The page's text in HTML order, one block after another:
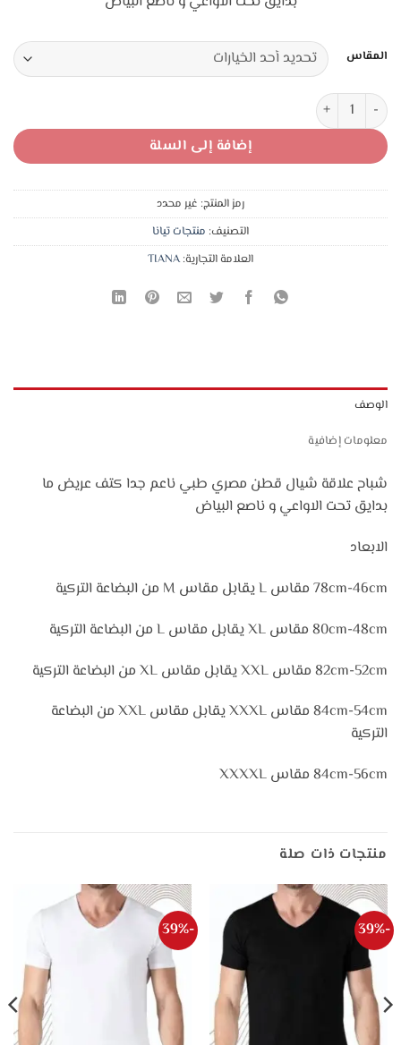
4,50 د.ا. 2,75 د.ا.
المقاس
كمية شباح شيال قطن تيانا نخب فائق النعومة
إضافة إلى السلة
رمز المنتج: غير محدد
التصنيف: منتجات تيانا
العلامة التجارية:TIANA
الوصف
معلومات إضافية
شباح علاقة شيال قطن مصري طبي ناعم جدا كتف عريض ما
بدايق تحت الاواعي و ناصع البياض
الابعاد
78cm-46cm مقاس L يقابل مقاس M من البضاعة التركية
80cm-48cm مقاس XL يقابل مقاس L من البضاعة التركية
82cm-52cm مقاس XXL يقابل مقاس XL من البضاعة التركية
84cm-54cm مقاس XXXL يقابل مقاس XXL من البضاعة
التركية
84cm-56cm مقاس XXXXL
منتجات ذات صلة
-39%
-39%